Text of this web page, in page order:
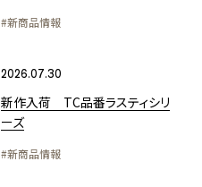
#新商品情報
2026.07.30
新作入荷 TC品番ラスティシリ
ーズ
#新商品情報